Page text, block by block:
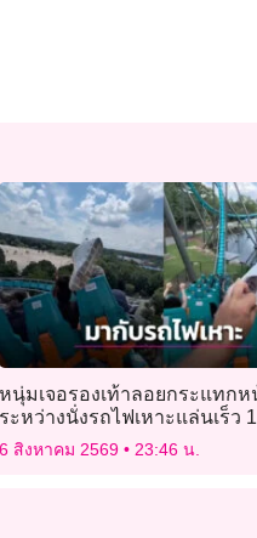
หนุ่มเจอรองเท้าลอยกระแทกห
ระหว่างนั่งรถไฟเหาะแล่นเร็ว
ชม.
6 สิงหาคม 2569 23:46 น.